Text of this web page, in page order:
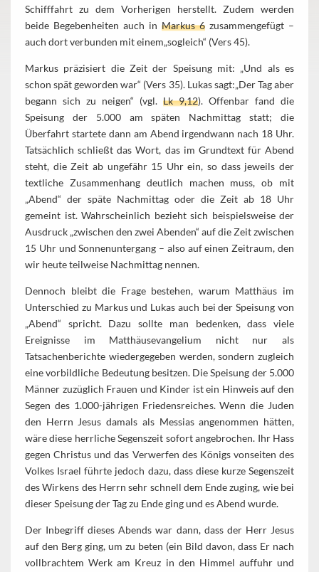
Schifffahrt zu dem Vorherigen herstellt. Zudem werden
beide Begebenheiten auch in Markus 6 zusammengefügt –
auch dort verbunden mit einem„sogleich“ (Vers 45).
Markus präzisiert die Zeit der Speisung mit: „Und als es
schon spät geworden war“ (Vers 35). Lukas sagt:„Der Tag aber
begann sich zu neigen“ (vgl. Lk 9,12). Offenbar fand die
Speisung der 5.000 am späten Nachmittag statt; die
Überfahrt startete dann am Abend irgendwann nach 18 Uhr.
Tatsächlich schließt das Wort, das im Grundtext für Abend
steht, die Zeit ab ungefähr 15 Uhr ein, so dass jeweils der
textliche Zusammenhang deutlich machen muss, ob mit
„Abend“ der späte Nachmittag oder die Zeit ab 18 Uhr
gemeint ist. Wahrscheinlich bezieht sich beispielsweise der
Ausdruck „zwischen den zwei Abenden“ auf die Zeit zwischen
15 Uhr und Sonnenuntergang – also auf einen Zeitraum, den
wir heute teilweise Nachmittag nennen.
Dennoch bleibt die Frage bestehen, warum Matthäus im
Unterschied zu Markus und Lukas auch bei der Speisung von
„Abend“ spricht. Dazu sollte man bedenken, dass viele
Ereignisse im Matthäusevangelium nicht nur als
Tatsachenberichte wiedergegeben werden, sondern zugleich
eine vorbildliche Bedeutung besitzen. Die Speisung der 5.000
Männer zuzüglich Frauen und Kinder ist ein Hinweis auf den
Segen des 1.000-jährigen Friedensreiches. Wenn die Juden
den Herrn Jesus damals als Messias angenommen hätten,
wäre diese herrliche Segenszeit sofort angebrochen. Ihr Hass
gegen Christus und das Verwerfen des Königs vonseiten des
Volkes Israel führte jedoch dazu, dass diese kurze Segenszeit
des Wirkens des Herrn sehr schnell dem Ende zuging, wie bei
dieser Speisung der Tag zu Ende ging und es Abend wurde.
Der Inbegriff dieses Abends war dann, dass der Herr Jesus
auf den Berg ging, um zu beten (ein Bild davon, dass Er nach
vollbrachtem Werk am Kreuz in den Himmel auffuhr und